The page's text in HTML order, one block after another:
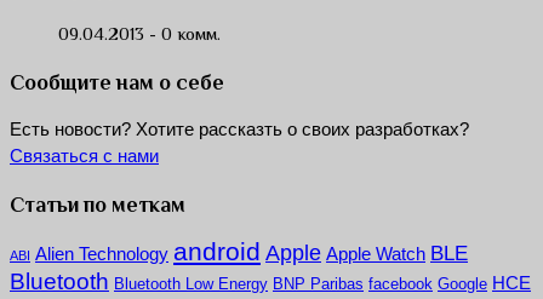
09.04.2013 - 0 комм.
Сообщите нам о себе
Есть новости? Хотите рассказть о своих разработках?
Связаться с нами
Статьи по меткам
ABI Alien Technology android Apple Apple Watch BLE
Bluetooth Bluetooth Low Energy BNP Paribas facebook Google HCE